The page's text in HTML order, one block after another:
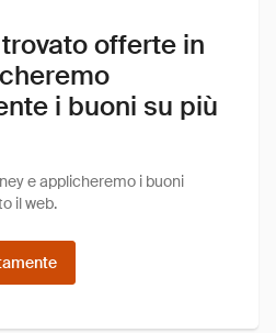
offerte in
i buoni su più
e applicheremo i buoni
il web.